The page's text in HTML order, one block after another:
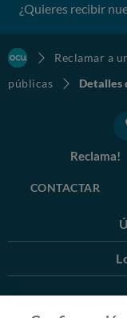
¿Quieres recibir
Reclamar a
públicas
Detalles
Reclama!
CONTACTAR